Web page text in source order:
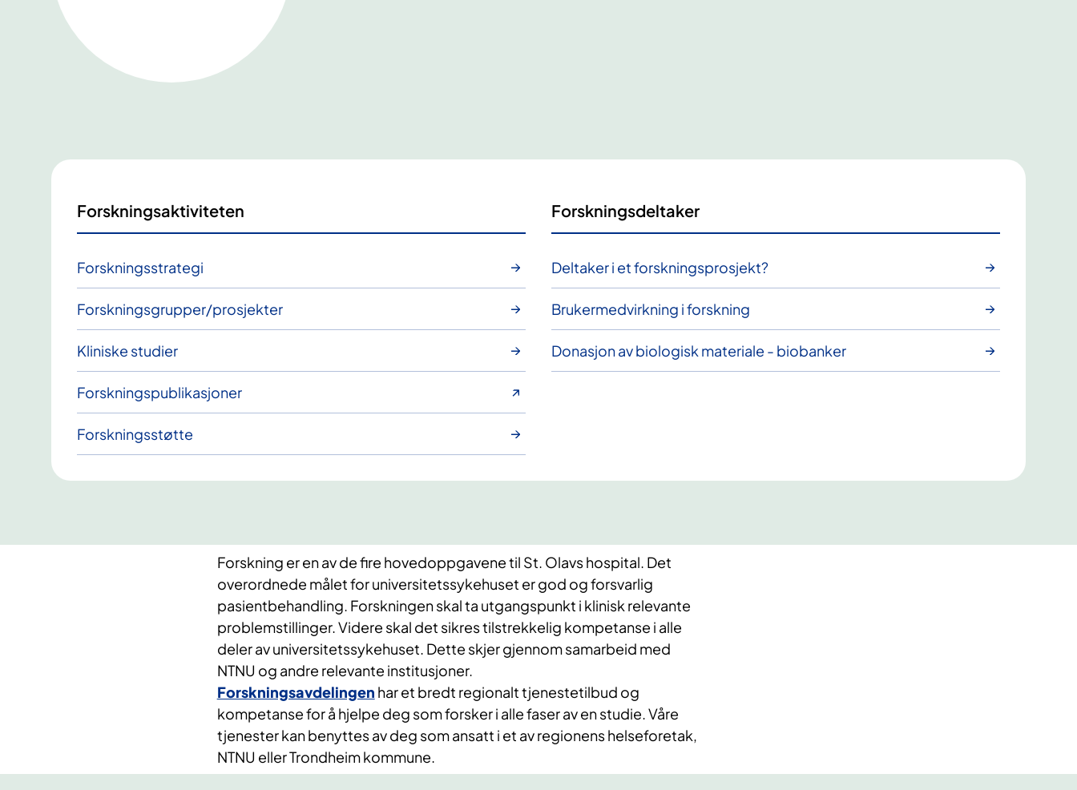
Forskningsaktiviteten
Forskningsstrategi
Forskningsgrupper/prosjekter
Kliniske studier
Forskningspublikasjoner
Forskningsstøtte
Forskningsdeltaker
Deltaker i et forskningsprosjekt?
Brukermedvirkning i forskning
Donasjon av biologisk materiale - biobanker
Forskning er en av de fire hovedoppgavene til St. Olavs hospital. Det
overordnede målet for universitetssykehuset er god og forsvarlig
pasientbehandling. Forskningen skal ta utgangspunkt i klinisk relevante
problemstillinger. Videre skal det sikres tilstrekkelig kompetanse i alle
deler av universitetssykehuset. Dette skjer gjennom samarbeid med
NTNU og andre relevante institusjoner.
Forskningsavdelingen har et bredt regionalt tjenestetilbud og
kompetanse for å hjelpe deg som forsker i alle faser av en studie. Våre
tjenester kan benyttes av deg som ansatt i et av regionens helseforetak,
NTNU eller Trondheim kommune.